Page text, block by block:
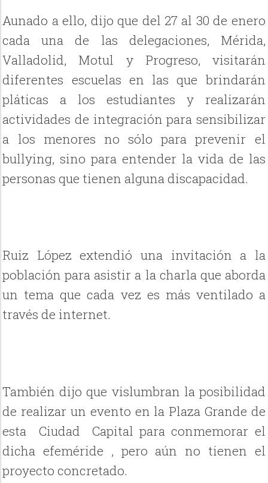
Aunado a ello, dijo que del 27 al 30 de enero
cada una de las delegaciones, Mérida,
Valladolid, Motul y Progreso, visitarán
diferentes escuelas en las que brindarán
pláticas a los estudiantes y realizarán
actividades de integración para sensibilizar
a los menores no sólo para prevenir el
bullying, sino para entender la vida de las
personas que tienen alguna discapacidad.
Ruiz López extendió una invitación a la
población para asistir a la charla que aborda
un tema que cada vez es más ventilado a
través de internet.
También dijo que vislumbran la posibilidad
de realizar un evento en la Plaza Grande de
esta Ciudad Capital para conmemorar el
dicha efeméride , pero aún no tienen el
proyecto concretado.